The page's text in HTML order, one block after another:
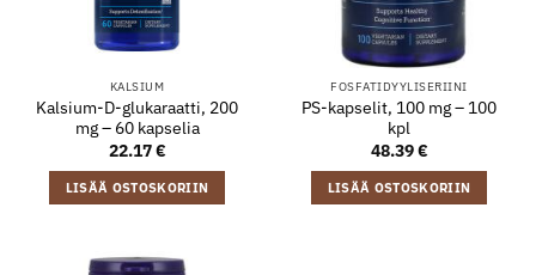
KALSIUM
Kalsium-D-glukaraatti, 200
mg – 60 kapselia
22.17€
LISÄÄ OSTOSKORIIN
FOSFATIDYYLISERIINI
PS-kapselit, 100 mg – 100
kpl
48.39€
LISÄÄ OSTOSKORIIN